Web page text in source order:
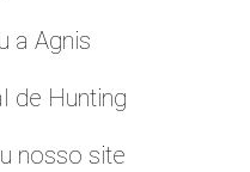
a Agnis
de Hunting
nosso site